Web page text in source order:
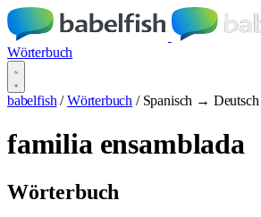
Wörterbuch
babelfish / Wörterbuch / Spanisch → Deutsch
familia ensamblada
Wörterbuch